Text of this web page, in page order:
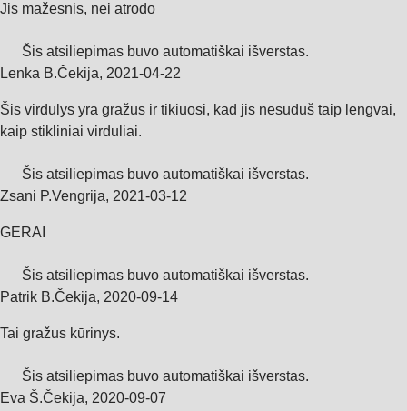
Jis mažesnis, nei atrodo
Šis atsiliepimas buvo automatiškai išverstas.
Lenka B.Čekija, 2021‑04‑22
Šis virdulys yra gražus ir tikiuosi, kad jis nesuduš taip lengvai,
kaip stikliniai virduliai.
Šis atsiliepimas buvo automatiškai išverstas.
Zsani P.Vengrija, 2021‑03‑12
GERAI
Šis atsiliepimas buvo automatiškai išverstas.
Patrik B.Čekija, 2020‑09‑14
Tai gražus kūrinys.
Šis atsiliepimas buvo automatiškai išverstas.
Eva Š.Čekija, 2020‑09‑07